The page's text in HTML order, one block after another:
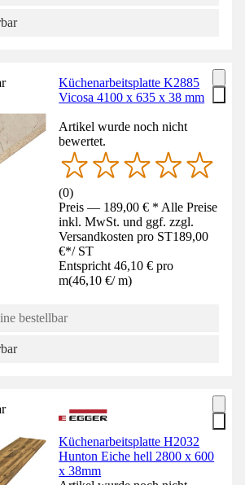
Küchenarbeitsplatte K2885
Vicosa 4100 x 635 x 38 mm
Artikel wurde noch nicht
bewertet.
(0)
Preis — 189,00 € * Alle Preise
inkl. MwSt. und ggf. zzgl.
Versandkosten pro ST189,00
€*/ ST
Entspricht 46,10 € pro
m(46,10 €/ m)
bestellbar
Küchenarbeitsplatte H2032
Hunton Eiche hell 2800 x 600
x 38mm